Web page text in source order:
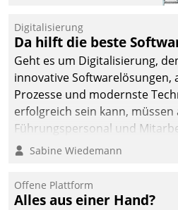
Jahresbeginn eine
Überblick, Einsicht und
Eingriff bietende Lösung.
Zur Entwicklung setzte
man auf
Cloudtechnologie,
bewährte und Startup-
agile Projektmethoden.
Digitalisierung
Da hilft die beste
Geht es um Digitalisierung,
innovative
Prozesse und modernste
erfolgreich sein kann, müssen
Führungspersonal und
verändern und anzupassen,
Sabine Wiedemann
Offene Plattform
Alles aus einer Hand?